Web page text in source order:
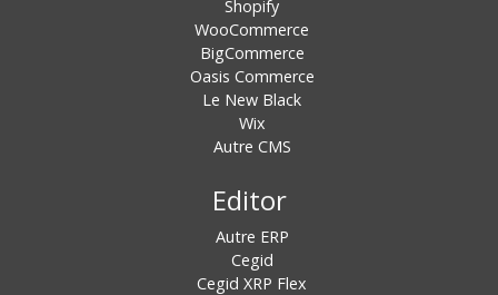
Shopify
WooCommerce
BigCommerce
Oasis Commerce
Le New Black
Wix
Autre CMS
Editor
Autre ERP
Cegid
Cegid XRP Flex